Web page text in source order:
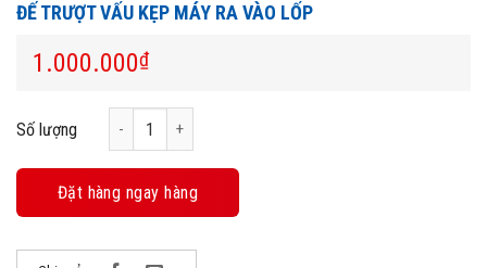
ĐẾ TRƯỢT VẤU KẸP MÁY RA VÀO LỐP
1.000.000₫
Số lượng Đế Trượt Vấu Kẹp Máy Ra Vào Lốp số lượng
Đặt hàng ngay hàng